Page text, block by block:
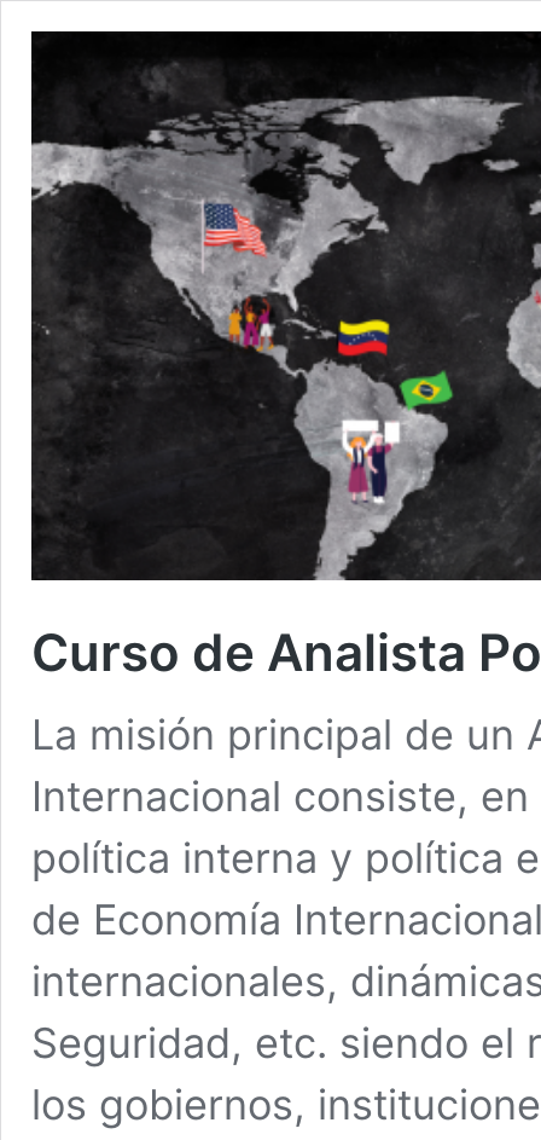
Curso de Analista
La misión principal de un
Internacional consiste,
política interna y política
de Economía
internacionales,
Seguridad, etc. siendo el
los gobiernos,